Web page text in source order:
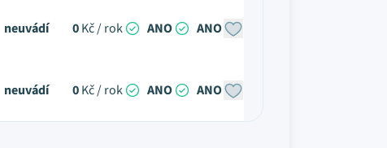
neuvádí 0Kč / rok ANO ANO
neuvádí 0Kč / rok ANO ANO